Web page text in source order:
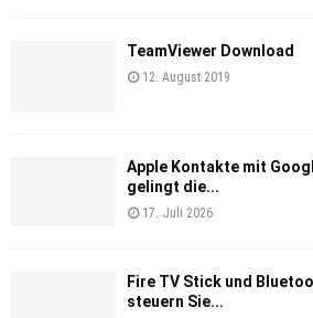
TeamViewer Download
12. August 2019
Apple Kontakte mit
gelingt die...
17. Juli 2026
Fire TV Stick und
steuern Sie...